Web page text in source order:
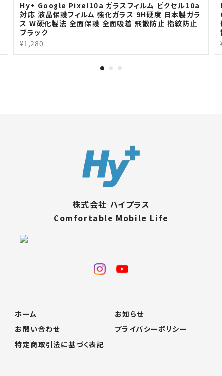
Hy+ Google Pixel10a ガラスフィルム ピクセル10a
対応 液晶保護フィルム 強化ガラス 9H硬度 日本製ガラ
ス W硬化製法 全面保護 全面吸着 飛散防止 指紋防止
ブラック
¥1,280
株式会社 ハイプラス
Comfortable Mobile Life
ホーム
お知らせ
お問い合わせ
プライバシーポリシー
特定商取引法に基づく表記